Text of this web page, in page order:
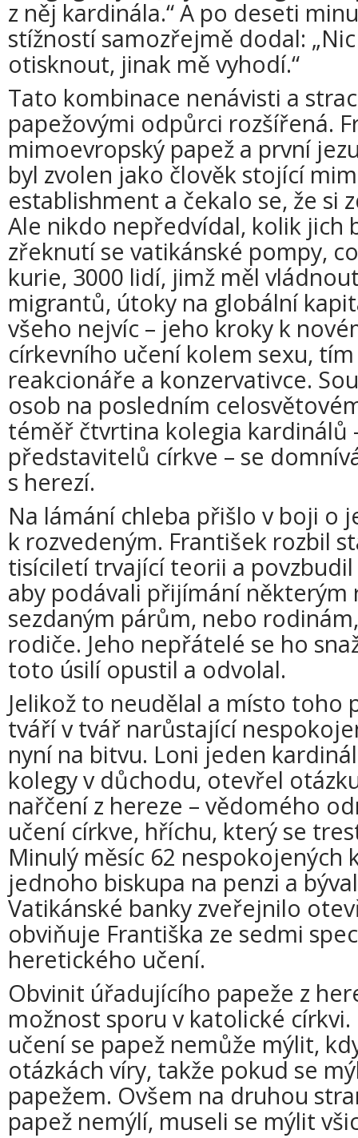
z něj kardinála.“ A po deseti
stížností samozřejmě dodal:
otisknout, jinak mě vyhodí.“
Tato kombinace nenávisti a
papežovými odpůrci rozšířená.
mimoevropský papež a první
byl zvolen jako člověk stojící
establishment a čekalo se, že si
Ale nikdo nepředvídal, kolik jich
zřeknutí se vatikánské pompy,
kurie, 3000 lidí, jimž měl
migrantů, útoky na globální
všeho nejvíc – jeho kroky k
církevního učení kolem sexu,
reakcionáře a konzervativce.
osob na posledním
téměř čtvrtina kolegia kardinálů
představitelů církve – se
s herezí.
Na lámání chleba přišlo v boji o
k rozvedeným. František rozbil
tisíciletí trvající teorii a
aby podávali přijímání některým
sezdaným párům, nebo
rodiče. Jeho nepřátelé se ho
toto úsilí opustil a odvolal.
Jelikož to neudělal a místo toho
tváří v tvář narůstající
nyní na bitvu. Loni jeden
kolegy v důchodu, otevřel
nařčení z hereze – vědomého
učení církve, hříchu, který se
Minulý měsíc 62 nespokojených
jednoho biskupa na penzi a
Vatikánské banky zveřejnilo
obviňuje Františka ze sedmi
heretického učení.
Obvinit úřadujícího papeže z
možnost sporu v katolické
učení se papež nemůže mýlit,
otázkách víry, takže pokud se
papežem. Ovšem na druhou
papež nemýlí, museli se mýlit